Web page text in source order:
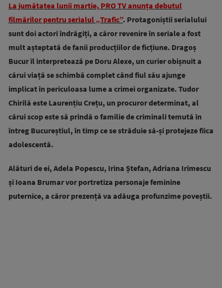
La jumătatea lunii martie, PRO TV anunța debutul
filmărilor pentru serialul „Trafic”. Protagoniștii serialului
sunt doi actori îndrăgiți, a căror revenire în seriale a fost
mult așteptată de fanii producțiilor de ficțiune. Dragoș
Bucur îl interpretează pe Doru Alexe, un curier obișnuit a
cărui viață se schimbă complet când fiul său ajunge
implicat în periculoasa lume a crimei organizate. Tudor
Chirilă este Laurențiu Crețu, un procuror determinat, al
cărui scop este să prindă o familie de criminali temută în
întreg Bucureștiul, în timp ce se străduie să-și protejeze fiica
adolescentă.
Alături de ei, Adela Popescu, Irina Ștefan, Adriana Irimescu
și Ioana Brumar vor portretiza personaje feminine
puternice, a căror prezență va adăuga profunzime poveștii.